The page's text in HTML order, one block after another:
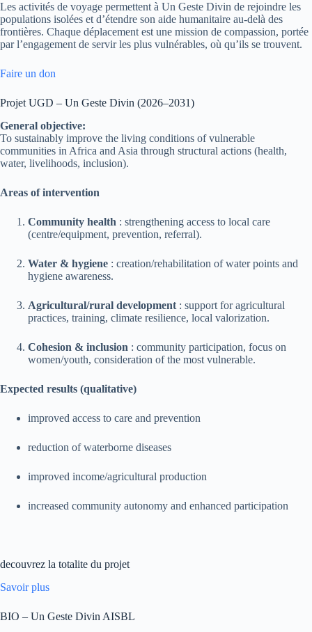
Les activités de voyage permettent à Un Geste Divin de rejoindre les
populations isolées et d’étendre son aide humanitaire au-delà des
frontières. Chaque déplacement est une mission de compassion, portée
par l’engagement de servir les plus vulnérables, où qu’ils se trouvent.
Faire un don
Projet UGD – Un Geste Divin (2026–2031)
General objective:
To sustainably improve the living conditions of vulnerable
communities in Africa and Asia through structural actions (health,
water, livelihoods, inclusion).
Areas of intervention
Community health : strengthening access to local care
(centre/equipment, prevention, referral).
Water & hygiene : creation/rehabilitation of water points and
hygiene awareness.
Agricultural/rural development : support for agricultural
practices, training, climate resilience, local valorization.
Cohesion & inclusion : community participation, focus on
women/youth, consideration of the most vulnerable.
Expected results (qualitative)
improved access to care and prevention
reduction of waterborne diseases
improved income/agricultural production
increased community autonomy and enhanced participation
decouvrez la totalite du projet
Savoir plus
BIO – Un Geste Divin AISBL